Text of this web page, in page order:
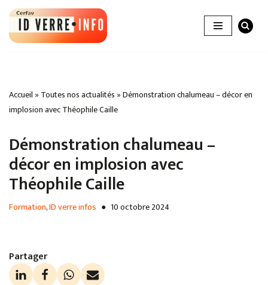
Aller
au
Accueil »Toutes nos actualités »Démonstration chalumeau – décor en
implosion avec Théophile Caille
Démonstration chalumeau –
décor en implosion avec
Théophile Caille
Formation,ID verre infos 10 octobre 2024
Partager